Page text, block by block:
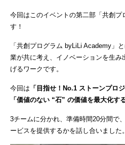
今回はこのイベントの第二部「共創プ
す！
「共創プログラム byLiLi Academy」
業が共に考え、イノベーションを生
げるワークです。
今回は 「目指せ！No.1 ストーンプロジ
「価値のない “石” の価値を最大化す
3チームに分かれ、準備時間20分間で
ービスを提供するかを話し合いました。